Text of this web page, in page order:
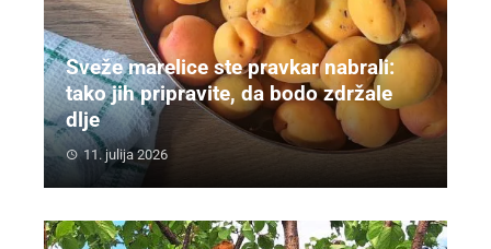
Sveže marelice ste pravkar nabrali:
tako jih pripravite, da bodo zdržale
dlje
11. julija 2026